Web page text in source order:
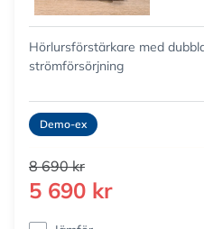
Hörlursförstärkare med
strömförsörjning
Demo-ex
8 690 kr
5 690 kr